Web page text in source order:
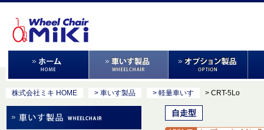
株式会社ミキ HOME > 車いす製品 > 軽量車いす > CRT-5Lo
自走型